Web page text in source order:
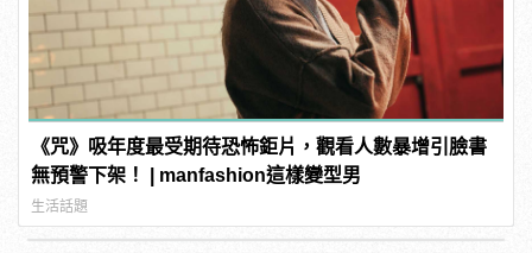
《咒》吸年度最受期待恐怖鉅片，觀看人數暴增引臉書
無預警下架！ | manfashion這樣變型男
生活話題